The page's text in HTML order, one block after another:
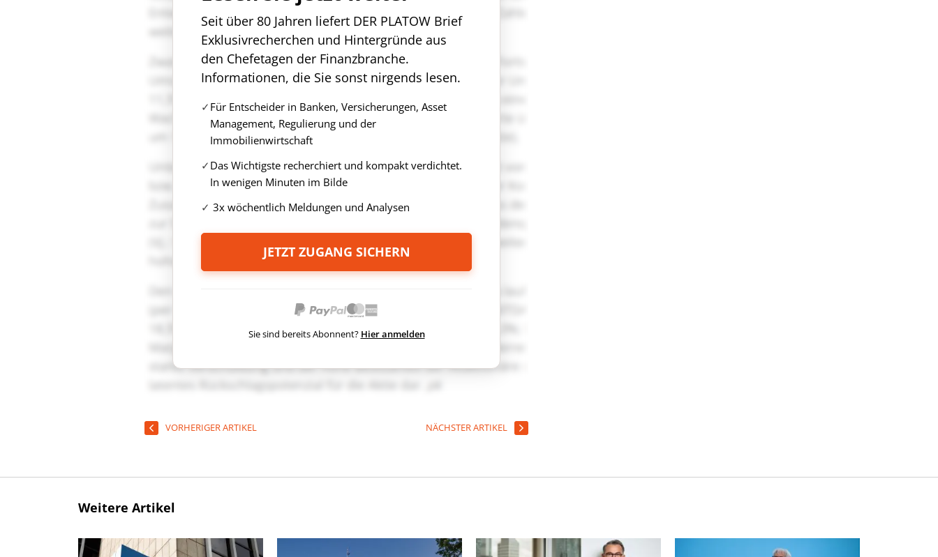
Seit über 80 Jahren liefert DER PLATOW Brief
Exklusivrecherchen und Hintergründe aus
den Chefetagen der Finanzbranche.
Informationen, die Sie sonst nirgends lesen.
Für Entscheider in Banken, Versicherungen, Asset
Management, Regulierung und der
Immobilienwirtschaft
Das Wichtigste recherchiert und kompakt verdichtet.
In wenigen Minuten im Bilde
3x wöchentlich Meldungen und Analysen
JETZT ZUGANG SICHERN
Sie sind bereits Abonnent? Hier anmelden
VORHERIGER ARTIKEL NÄCHSTER ARTIKEL
Weitere Artikel